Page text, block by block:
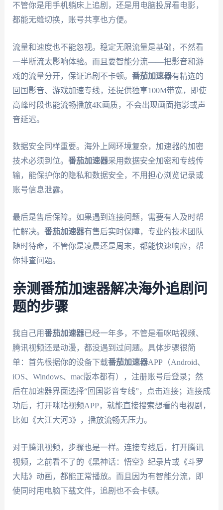
不管你是用手机躺床上追剧，还是用电脑投屏看电影，
都能无缝切换，账号共享也方便。
流量和速度也不能忽视。稳定无限流量是基础，不然看
一半断流太影响体验。而且要智能分流——把影音和游
戏的流量分开，保证追剧不卡顿。 番茄加速器有精选的
回国影音、游戏加速专线，还提供独享100M带宽，即使
高峰时段也能流畅播放4K画质，不会出现画面拖影或声
音延迟。
数据安全同样重要。海外上网环境复杂，加速器的加密
技术必须到位。 番茄加速器采用数据安全加密和专线传
输，能保护你的隐私和数据安全，不用担心浏览记录或
账号信息泄露。
最后是售后保障。如果遇到连接问题，需要有人及时帮
忙解决。 番茄加速器有售后实时保障，专业的技术团队
随时待命，不管你是凌晨还是周末，都能快速响应，帮
你排查问题。
亲测番茄加速器解决海外追剧问
题的步骤
我自己用番茄加速器已经一年多，不管是看咪咕视频、
腾讯视频还是动漫，都没遇到过问题。具体步骤很简
单：首先根据你的设备下载番茄加速器APP（Android、
iOS、Windows、mac版本都有），注册账号后登录；然
后在加速器界面选择“回国影音专线”，点击连接；连接成
功后，打开咪咕视频APP，就能直接搜索想看的电视剧，
比如《大江大河3》，播放流畅无压力。
对于腾讯视频，步骤也是一样。连接专线后，打开腾讯
视频，之前看不了的《黑神话：悟空》纪录片或《斗罗
大陆》动画，都能正常播放。而且因为有智能分流，即
使同时用电脑下载文件，追剧也不会卡顿。